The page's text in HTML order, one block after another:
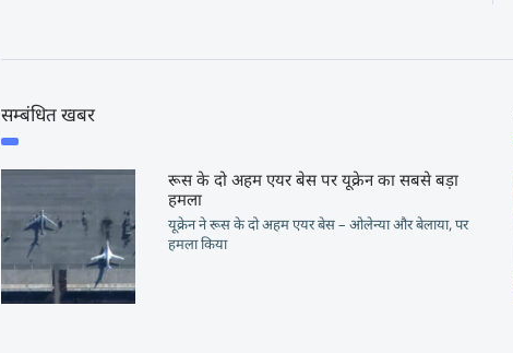
सम्बंधित खबर
रूस के दो अहम एयर बेस पर यूक्रेन का सबसे बड़ा
हमला
यूक्रेन ने रूस के दो अहम एयर बेस – ओलेन्या और बेलाया, पर
हमला किया